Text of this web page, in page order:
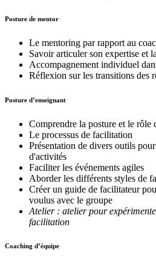
Posture de mentor
Le mentoring par rapport au
Savoir articuler son expertise et
Accompagnement individuel
Réflexion sur les transitions des
Posture d’enseignant
Comprendre la posture et le rôle
Le processus de facilitation
Présentation de divers outils
d'activités
Faciliter les événements agiles
Aborder les différents styles de
Créer un guide de facilitateur
voulus avec le groupe
Atelier : atelier pour
facilitation
Coaching d’équipe